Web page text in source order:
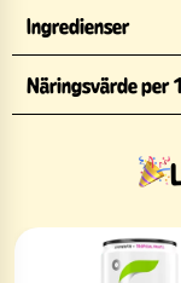
Ingredienser
Näringsvärde per